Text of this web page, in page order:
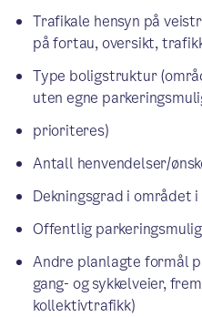
Trafikale hensyn på
på fortau, oversikt,
Type boligstruktur
uten egne
prioriteres)
Antall henvendelser/
Dekningsgrad i området
Offentlig
Andre planlagte formål
gang- og sykkelveier,
kollektivtrafikk)